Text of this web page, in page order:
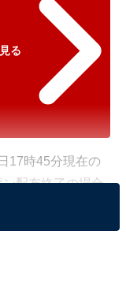
る
17時45分現在の
配布終了の場合